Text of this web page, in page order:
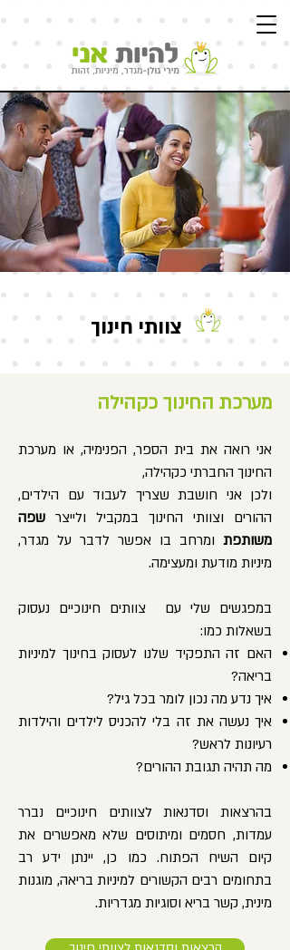
צוותי חינוך
מערכת החינוך כקהילה
אני רואה את בית הספר, הפנימיה, או מערכת
החינוך החברתי כקהילה,
ולכן אני חושבת שצריך לעבוד עם הילדים,
ההורים וצוותי החינוך במקביל ולייצר שפה
משותפת ומרחב בו אפשר לדבר על מגדר,
מיניות מודעת ומעצימה.
במפגשים שלי עם צוותים חינוכיים נעסוק
בשאלות כמו:
האם זה התפקיד שלנו לעסוק בחינוך למיניות
בריאה?
איך נדע מה נכון לומר בכל גיל?
איך נעשה את זה בלי להכניס לילדים והילדות
רעיונות לראש?
מה תהיה תגובת ההורים?
בהרצאות וסדנאות לצוותים חינוכיים נברר
עמדות, חסמים ומיתוסים שלא מאפשרים את
קיום השיח הפתוח. כמו כן, יינתן ידע רב
בתחומים רבים הקשורים למיניות בריאה, מוגנות
מינית, קשר בריא וסוגיות מגדריות.